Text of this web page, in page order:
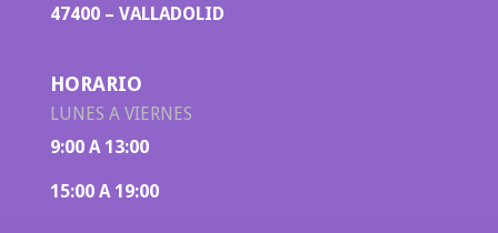
47400 – VALLADOLID
HORARIO
LUNES A VIERNES
9:00 A 13:00
15:00 A 19:00